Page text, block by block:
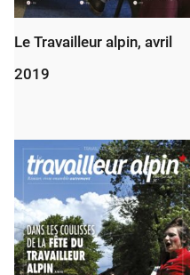
Le Travailleur alpin, avril
2019